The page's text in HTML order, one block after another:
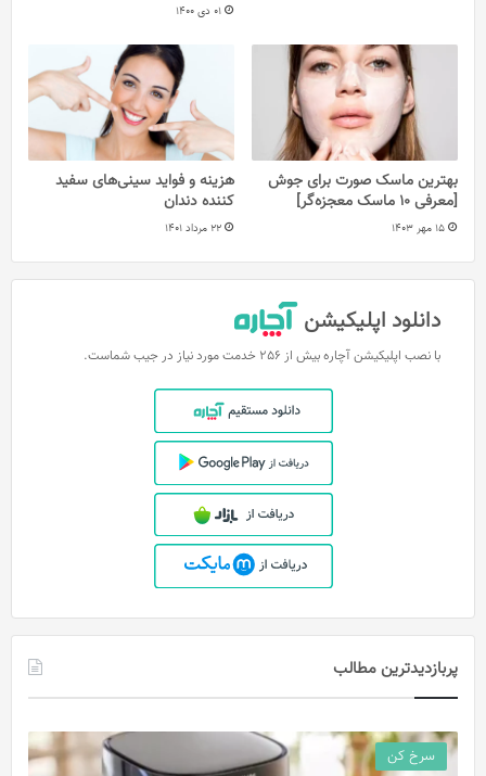
01 دی 1400
بهترین ماسک صورت برای جوش
[معرفی 10 ماسک معجزه‌گر]
15 مهر 1403
هزینه و فواید سینی‌‌های سفید
کننده دندان
22 مرداد 1401
دانلود اپلیکیشن
با نصب اپلیکیشن آچاره بیش از 256 خدمت مورد نیاز در جیب شماست.
پربازدیدترین مطالب
سرخ کن